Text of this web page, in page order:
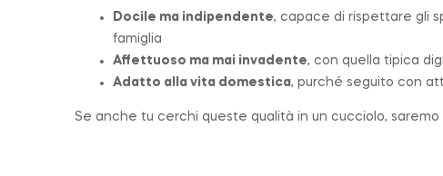
Docile ma indipendente, capace di rispettare gli
famiglia
Affettuoso ma mai invadente, con quella tipica
Adatto alla vita domestica, purché seguito con
Se anche tu cerchi queste qualità in un cucciolo,